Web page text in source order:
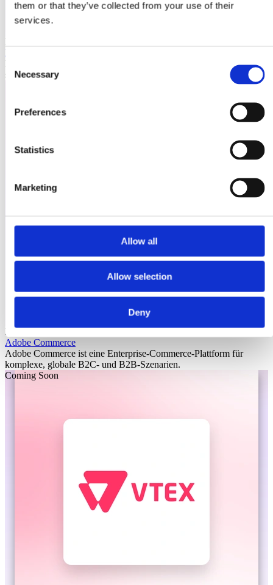
them or that they’ve collected from your use of their
services.
Consent
Selection
Necessary
Preferences
Statistics
Marketing
Allow all
Allow selection
Deny
Laioutr
Emporix
Emporix ist eine composable, API-first Commerce-Plattform für
skalierbare B2B- und B2C-Szenarien.
Laioutr
Adobe Commerce
Adobe Commerce ist eine Enterprise-Commerce-Plattform für
komplexe, globale B2C- und B2B-Szenarien.
Coming Soon